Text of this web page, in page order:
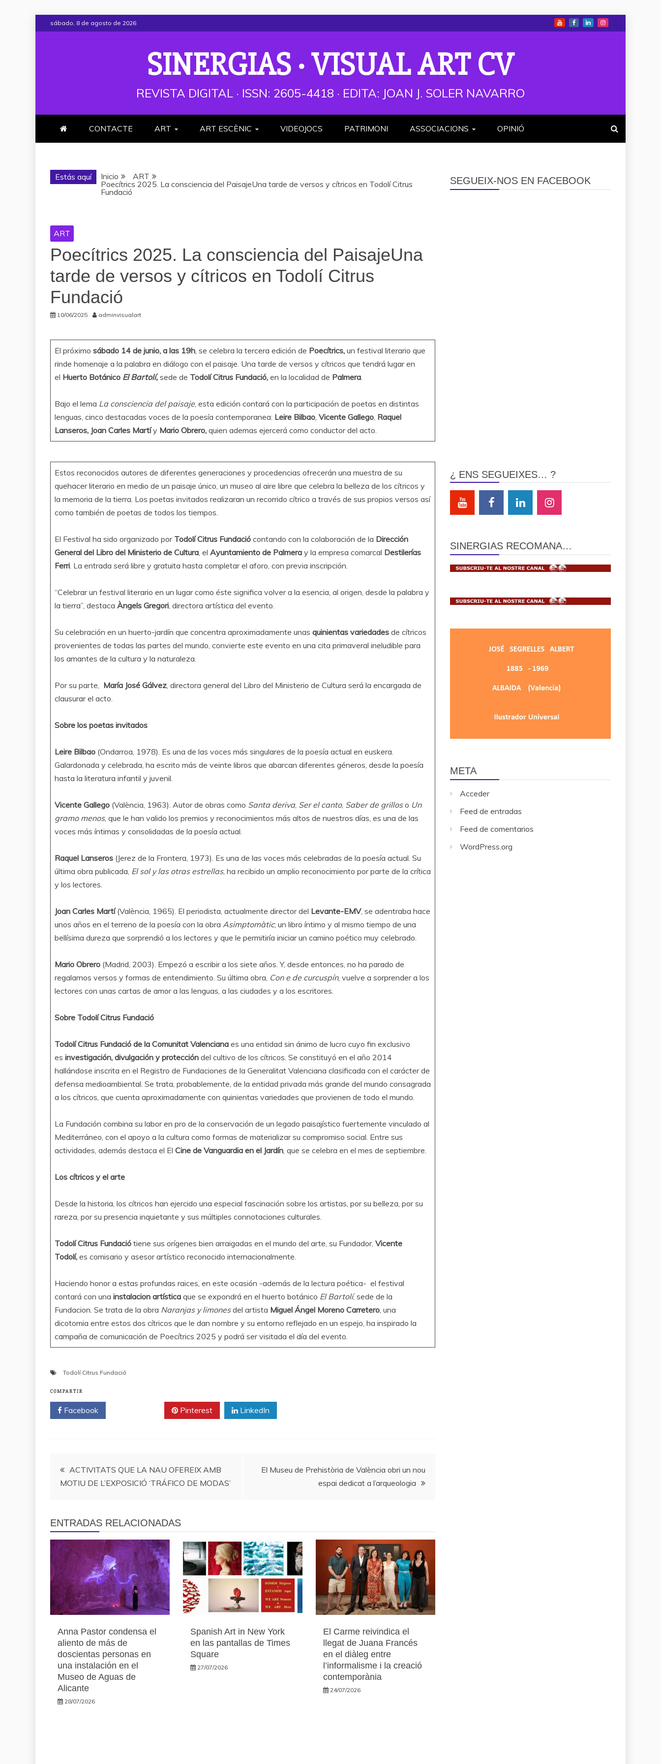
Saltar
al
sábado, 8 de agosto de 2026
SINERGIAS · VISUAL ART CV
REVISTA DIGITAL · ISSN: 2605-4418 · EDITA: JOAN J. SOLER NAVARRO
CONTACTE ART ART ESCÈNIC VIDEOJOCS PATRIMONI ASSOCIACIONS OPINIÓ
Estás aquí Inicio
ART
Poecítrics 2025. La consciencia del PaisajeUna tarde de versos y cítricos en Todolí Citrus
Fundació
ART
Poecítrics 2025. La consciencia del PaisajeUna
tarde de versos y cítricos en Todolí Citrus
Fundació
10/06/2025 adminvisualart
El próximo sábado 14 de junio, a las 19h, se celebra la tercera edición de Poecítrics, un festival literario que
rinde homenaje a la palabra en diálogo con el paisaje. Una tarde de versos y cítricos que tendrá lugar en
el Huerto Botánico El Bartolí,sede de Todolí Citrus Fundació, en la localidad de Palmera.
Bajo el lema La consciencia del paisaje, esta edición contará con la participación de poetas en distintas
lenguas, cinco destacadas voces de la poesía contemporanea: Leire Bilbao, Vicente Gallego, Raquel
Lanseros, Joan Carles Martíy Mario Obrero, quien ademas ejercerá como conductor del acto.
Estos reconocidos autores de diferentes generaciones y procedencias ofrecerán una muestra de su
quehacer literario en medio de un paisaje único, un museo al aire libre que celebra la belleza de los cítricos y
la memoria de la tierra. Los poetas invitados realizaran un recorrido cítrico a través de sus propios versos así
como también de poetas de todos los tiempos.
El Festival ha sido organizado por Todolí Citrus Fundació contando con la colaboración de la Dirección
General del Libro del Ministerio de Cultura, el Ayuntamiento de Palmera y la empresa comarcal Destilerías
Ferri. La entrada será libre y gratuita hasta completar el aforo, con previa inscripción.
“Celebrar un festival literario en un lugar como éste significa volver a la esencia, al origen, desde la palabra y
la tierra”, destaca Àngels Gregori, directora artística del evento.
Su celebración en un huerto-jardín que concentra aproximadamente unas quinientas variedades de cítricos
provenientes de todas las partes del mundo, convierte este evento en una cita primaveral ineludible para
los amantes de la cultura y la naturaleza.
Por su parte, María José Gálvez, directora general del Libro del Ministerio de Cultura será la encargada de
clausurar el acto.
Sobre los poetas invitados
Leire Bilbao (Ondarroa, 1978). Es una de las voces más singulares de la poesía actual en euskera.
Galardonada y celebrada, ha escrito más de veinte libros que abarcan diferentes géneros, desde la poesía
hasta la literatura infantil y juvenil.
Vicente Gallego (València, 1963). Autor de obras como Santa deriva, Ser el canto, Saber de grilloso Un
gramo menos, que le han valido los premios y reconocimientos más altos de nuestros días, es una de las
voces más íntimas y consolidadas de la poesía actual.
Raquel Lanseros (Jerez de la Frontera, 1973). Es una de las voces más celebradas de la poesía actual. Su
última obra publicada, El sol y las otras estrellas, ha recibido un amplio reconocimiento por parte de la crítica
y los lectores.
Joan Carles Martí(València, 1965). El periodista, actualmente director del Levante-EMV, se adentraba hace
unos años en el terreno de la poesía con la obra Asimptomàtic; un libro íntimo y al mismo tiempo de una
bellísima dureza que sorprendió a los lectores y que le permitiría iniciar un camino poético muy celebrado.
Mario Obrero (Madrid, 2003). Empezó a escribir a los siete años. Y, desde entonces, no ha parado de
regalarnos versos y formas de entendimiento. Su última obra, Con e de curcuspín, vuelve a sorprender a los
lectores con unas cartas de amor a las lenguas, a las ciudades y a los escritores.
Sobre Todolí Citrus Fundació
Todolí Citrus Fundació de la Comunitat Valenciana es una entidad sin ánimo de lucro cuyo fin exclusivo
es investigación, divulgación y protección del cultivo de los cítricos. Se constituyó en el año 2014
hallándose inscrita en el Registro de Fundaciones de la Generalitat Valenciana clasificada con el carácter de
defensa medioambiental. Se trata, probablemente, de la entidad privada más grande del mundo consagrada
a los cítricos, que cuenta aproximadamente con quinientas variedades que provienen de todo el mundo.
La Fundación combina su labor en pro de la conservación de un legado paisajístico fuertemente vinculado al
Mediterráneo, con el apoyo a la cultura como formas de materializar su compromiso social. Entre sus
actividades, además destaca el El Cine de Vanguardia en el Jardín, que se celebra en el mes de septiembre.
Los cítricos y el arte
Desde la historia, los cítricos han ejercido una especial fascinación sobre los artistas, por su belleza, por su
rareza, por su presencia inquietante y sus múltiples connotaciones culturales.
Todolí Citrus Fundació tiene sus orígenes bien arraigadas en el mundo del arte, su Fundador, Vicente
Todolí, es comisario y asesor artístico reconocido internacionalmente.
Haciendo honor a estas profundas raices, en este ocasión -además de la lectura poética- el festival
contará con una instalacion artística que se expondrá en el huerto botánico El Bartolí, sede de la
Fundacion. Se trata de la obra Naranjas y limonesdel artista Miguel Ángel Moreno Carretero, una
dicotomia entre estos dos cítricos que le dan nombre y su entorno reflejado en un espejo, ha inspirado la
campaña de comunicación de Poecítrics 2025 y podrá ser visitada el día del evento.
Todolí Citrus Fundació
COMPARTIR
Facebook Pinterest LinkedIn
Navegación
entradas
ACTIVITATS QUE LA NAU OFEREIX AMB
MOTIU DE L’EXPOSICIÓ ‘TRÁFICO DE MODAS’
El Museu de Prehistòria de València obri un nou
espai dedicat a l’arqueologia
ENTRADAS RELACIONADAS
Anna Pastor condensa el
aliento de más de
doscientas personas en
una instalación en el
Museo de Aguas de
Alicante
28/07/2026
Spanish Art in New York
en las pantallas de Times
Square
27/07/2026
El Carme reivindica el
llegat de Juana Francés
en el diàleg entre
l’informalisme i la creació
contemporània
24/07/2026
SEGUEIX-NOS EN FACEBOOK
¿ ENS SEGUEIXES… ?
SINERGIAS RECOMANA…
META
Acceder
Feed de entradas
Feed de comentarios
WordPress.org